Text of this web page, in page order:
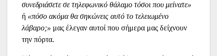
συνεδριάσετε σε τηλεφωνικό θάλαμο τόσοι που μείνατε»
ή «πόσο ακόμα θα σηκώνεις αυτό το τελειωμένο
λάβαρο;» μας έλεγαν αυτοί που σήμερα μας δείχνουν
την πόρτα.